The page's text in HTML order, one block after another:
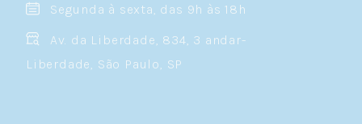
Segunda à sexta, das 9h às 18h
Av. da Liberdade, 834, 3 andar-
Liberdade, São Paulo, SP